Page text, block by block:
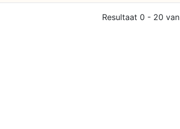
Resultaat 0 - 20 van